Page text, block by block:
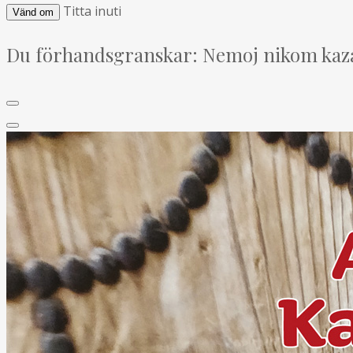
Vänd om Titta inuti
Du förhandsgranskar: Nemoj nikom